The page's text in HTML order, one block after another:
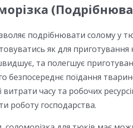
подрібнювати солому у
як для приготування
та полегшує
безпосереднє поїдання
часу та робочих
роботу господарства.